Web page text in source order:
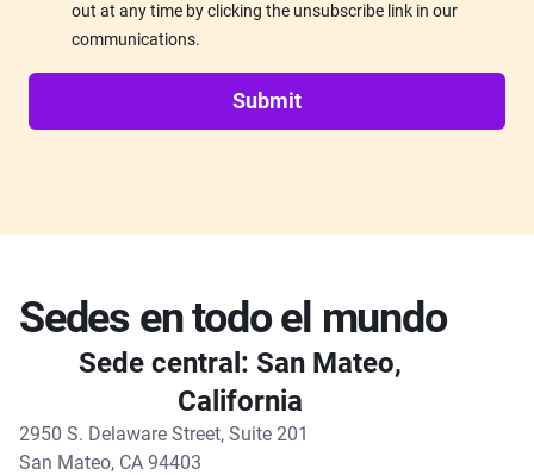
out at any time by clicking the unsubscribe link in our
communications.
Submit
Sedes en todo el mundo
Sede central: San Mateo,
California
2950 S. Delaware Street, Suite 201
San Mateo, CA 94403